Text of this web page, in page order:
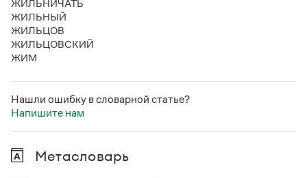
ЖИЛЬНИЧАТЬ
ЖИЛЬНЫЙ
ЖИЛЬЦОВ
ЖИЛЬЦОВСКИЙ
ЖИМ
Нашли ошибку в словарной статье?
Напишите нам
Метасловарь